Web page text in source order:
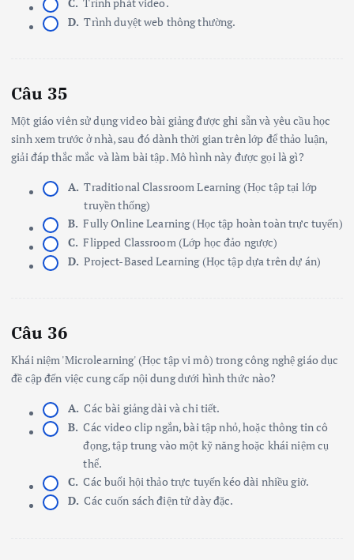
C. Trình phát video.
D. Trình duyệt web thông thường.
Câu 35
Một giáo viên sử dụng video bài giảng được ghi sẵn và yêu cầu học
sinh xem trước ở nhà, sau đó dành thời gian trên lớp để thảo luận,
giải đáp thắc mắc và làm bài tập. Mô hình này được gọi là gì?
A. Traditional Classroom Learning (Học tập tại lớp
truyền thống)
B. Fully Online Learning (Học tập hoàn toàn trực tuyến)
C. Flipped Classroom (Lớp học đảo ngược)
D. Project-Based Learning (Học tập dựa trên dự án)
Câu 36
Khái niệm 'Microlearning' (Học tập vi mô) trong công nghệ giáo dục
đề cập đến việc cung cấp nội dung dưới hình thức nào?
A. Các bài giảng dài và chi tiết.
B. Các video clip ngắn, bài tập nhỏ, hoặc thông tin cô
đọng, tập trung vào một kỹ năng hoặc khái niệm cụ
thể.
C. Các buổi hội thảo trực tuyến kéo dài nhiều giờ.
D. Các cuốn sách điện tử dày đặc.